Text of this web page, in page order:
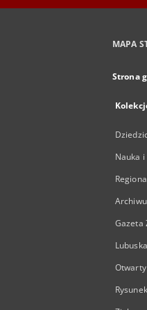
MAPA
Strona
Nauka
Gazeta
Lubuska